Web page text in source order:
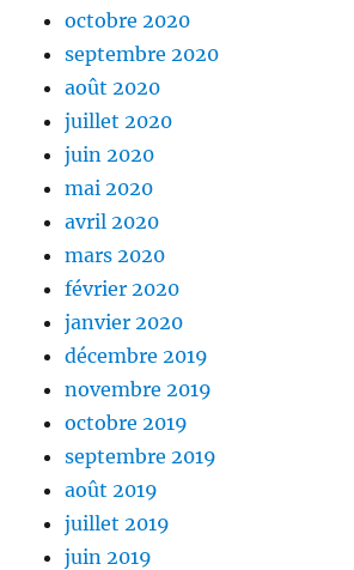
octobre 2020
septembre 2020
août 2020
juillet 2020
juin 2020
mai 2020
avril 2020
mars 2020
février 2020
janvier 2020
décembre 2019
novembre 2019
octobre 2019
septembre 2019
août 2019
juillet 2019
juin 2019